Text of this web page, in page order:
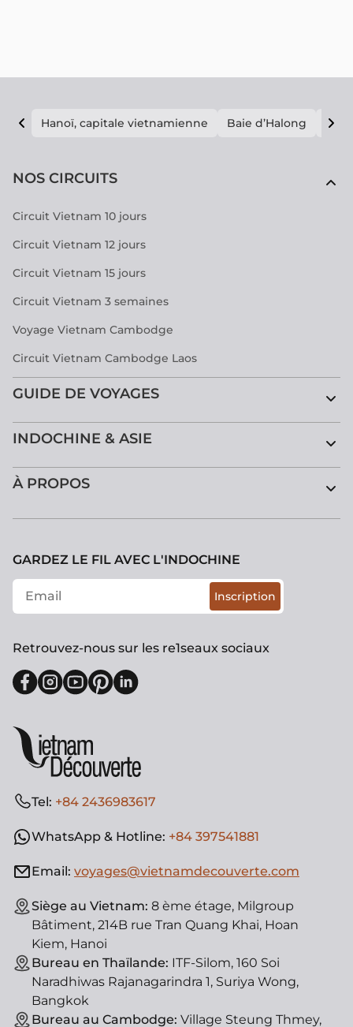
Hanoï, capitale vietnamienne Baie d’Halong E
NOS CIRCUITS
Circuit Vietnam 10 jours
Circuit Vietnam 12 jours
Circuit Vietnam 15 jours
Circuit Vietnam 3 semaines
Voyage Vietnam Cambodge
Circuit Vietnam Cambodge Laos
GUIDE DE VOYAGES
INDOCHINE & ASIE
À PROPOS
Tel: +84 2436983617
WhatsApp & Hotline: +84 397541881
Email: voyages@vietnamdecouverte.com
Siège au Vietnam: 8 ème étage, Milgroup
Bâtiment, 214B rue Tran Quang Khai, Hoan
Kiem, Hanoi
Bureau en Thaïlande: ITF-Silom, 160 Soi
Naradhiwas Rajanagarindra 1, Suriya Wong,
Bangkok
Bureau au Cambodge: Village Steung Thmey,
GARDEZ LE FIL AVEC L'INDOCHINE
Inscription
Retrouvez-nous sur les re1seaux sociaux